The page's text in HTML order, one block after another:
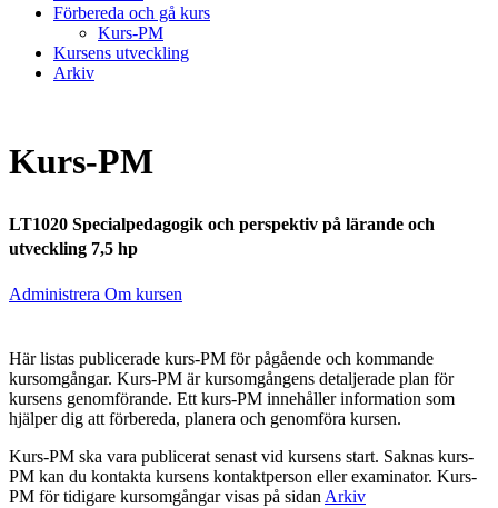
Förbereda och gå kurs
Kurs-PM
Kursens utveckling
Arkiv
Kurs-PM
LT1020 Specialpedagogik och perspektiv på lärande och
utveckling 7,5 hp
Administrera Om kursen
Här listas publicerade kurs-PM för pågående och kommande
kursomgångar. Kurs-PM är kursomgångens detaljerade plan för
kursens genomförande. Ett kurs-PM innehåller information som
hjälper dig att förbereda, planera och genomföra kursen.
Kurs-PM ska vara publicerat senast vid kursens start. Saknas kurs-
PM kan du kontakta kursens kontaktperson eller examinator. Kurs-
PM för tidigare kursomgångar visas på sidan Arkiv